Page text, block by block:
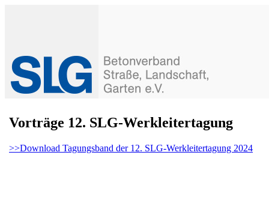
Vorträge 12. SLG-Werkleitertagung
>>Download Tagungsband der 12. SLG-Werkleitertagung 2024